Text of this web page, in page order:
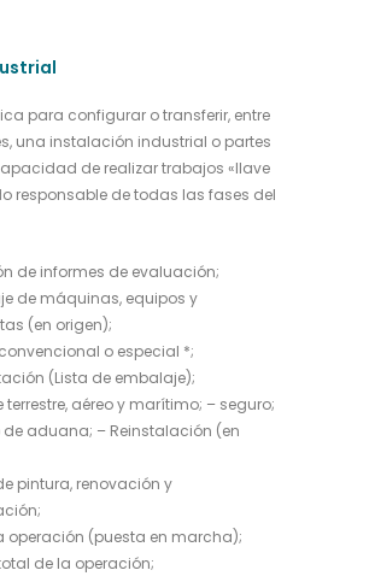
para configurar o transferir, entre
una instalación industrial o partes
de realizar trabajos «llave
responsable de todas las fases del
de informes de evaluación;
de máquinas, equipos y
(en origen);
o especial *;
(Lista de embalaje);
terrestre, aéreo y marítimo; – seguro;
de aduana; – Reinstalación (en
pintura, renovación y
operación (puesta en marcha);
de la operación;